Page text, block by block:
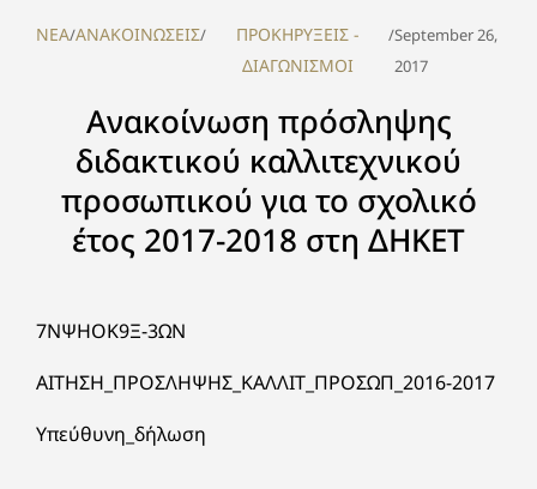
NEA/ΑΝΑΚΟΙΝΩΣΕΙΣ/
ΠΡΟΚΗΡΥΞΕΙΣ -
ΔΙΑΓΩΝΙΣΜΟΙ
/September 26,
2017
Ανακοίνωση πρόσληψης
διδακτικού καλλιτεχνικού
προσωπικού για το σχολικό
έτος 2017-2018 στη ΔΗΚΕΤ
7ΝΨΗΟΚ9Ξ-3ΩΝ
ΑΙΤΗΣΗ_ΠΡΟΣΛΗΨΗΣ_ΚΑΛΛΙΤ_ΠΡΟΣΩΠ_2016-2017
Υπεύθυνη_δήλωση